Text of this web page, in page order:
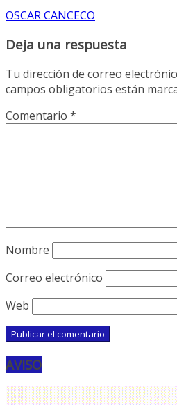
OSCAR CANCECO
Deja una respuesta
Tu dirección de correo
campos obligatorios están
Comentario *
Nombre
Correo electrónico
Web
AVISO